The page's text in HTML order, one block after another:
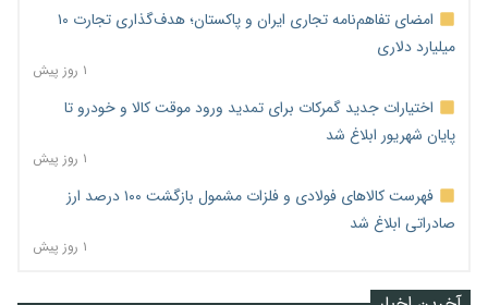
امضای تفاهم‌نامه تجاری ایران و پاکستان؛ هدف‌گذاری تجارت ۱۰
میلیارد دلاری
۱ روز پیش
اختیارات جدید گمرکات برای تمدید ورود موقت کالا و خودرو تا
پایان شهریور ابلاغ شد
۱ روز پیش
فهرست کالاهای فولادی و فلزات مشمول بازگشت ۱۰۰ درصد ارز
صادراتی ابلاغ شد
۱ روز پیش